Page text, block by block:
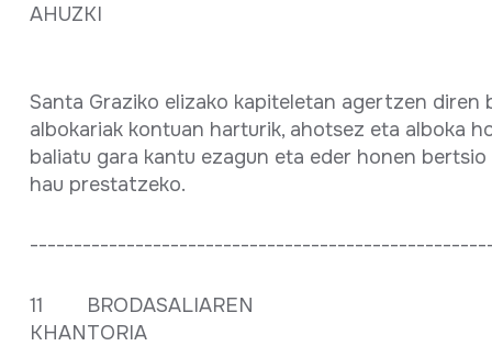
Santa Graziko elizako kapiteletan agertzen diren
albokariak kontuan harturik, ahotsez eta alboka
baliatu gara kantu ezagun eta eder honen bertsio
hau prestatzeko.
11 BRODASALIAREN